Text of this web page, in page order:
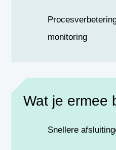
monitoring
Wat je ermee
Snellere